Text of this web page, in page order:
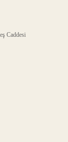
Caddesi